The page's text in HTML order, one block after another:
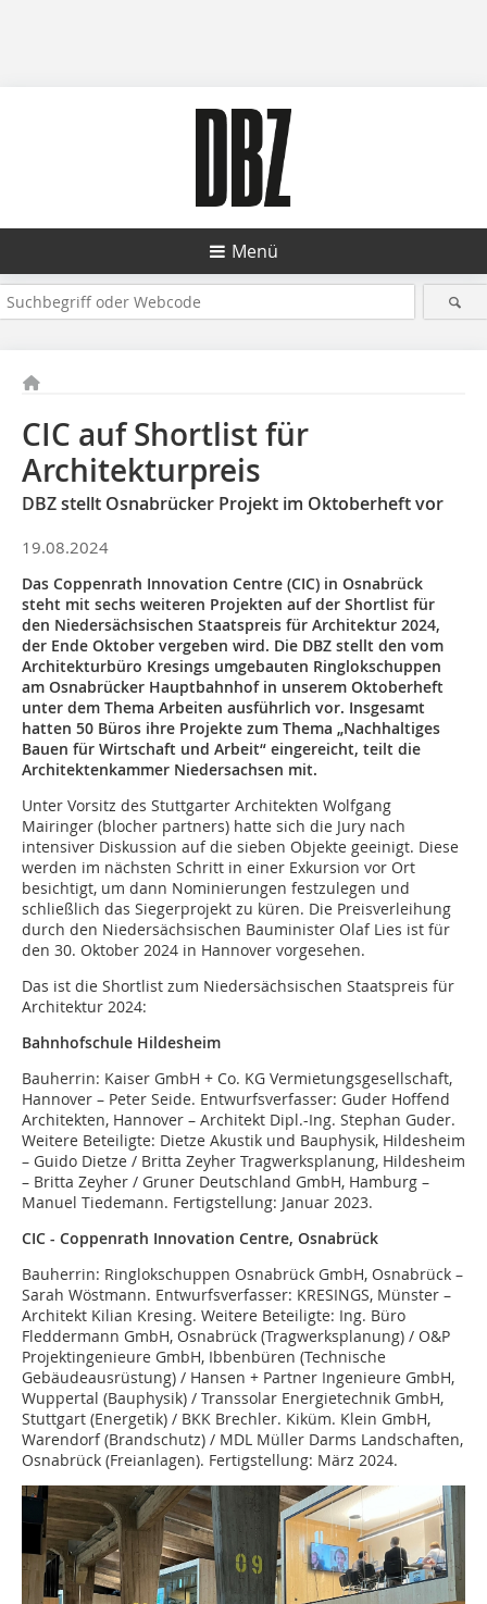
Menü
CIC auf Shortlist für
Architekturpreis
DBZ stellt Osnabrücker Projekt im Oktoberheft vor
19.08.2024
Das Coppenrath Innovation Centre (CIC) in Osnabrück
steht mit sechs weiteren Projekten auf der Shortlist für
den Niedersächsischen Staatspreis für Architektur 2024,
der Ende Oktober vergeben wird. Die DBZ stellt den vom
Architekturbüro Kresings umgebauten Ringlokschuppen
am Osnabrücker Hauptbahnhof in unserem Oktoberheft
unter dem Thema Arbeiten ausführlich vor. Insgesamt
hatten 50 Büros ihre Projekte zum Thema „Nachhaltiges
Bauen für Wirtschaft und Arbeit“ eingereicht, teilt die
Architektenkammer Niedersachsen mit.
Unter Vorsitz des Stuttgarter Architekten Wolfgang
Mairinger (blocher partners) hatte sich die Jury nach
intensiver Diskussion auf die sieben Objekte geeinigt. Diese
werden im nächsten Schritt in einer Exkursion vor Ort
besichtigt, um dann Nominierungen festzulegen und
schließlich das Siegerprojekt zu küren. Die Preisverleihung
durch den Niedersächsischen Bauminister Olaf Lies ist für
den 30. Oktober 2024 in Hannover vorgesehen.
Das ist die Shortlist zum Niedersächsischen Staatspreis für
Architektur 2024:
Bahnhofschule Hildesheim
Bauherrin: Kaiser GmbH + Co. KG Vermietungsgesellschaft,
Hannover – Peter Seide. Entwurfsverfasser: Guder Hoffend
Architekten, Hannover – Architekt Dipl.-Ing. Stephan Guder.
Weitere Beteiligte: Dietze Akustik und Bauphysik, Hildesheim
– Guido Dietze / Britta Zeyher Tragwerksplanung, Hildesheim
– Britta Zeyher / Gruner Deutschland GmbH, Hamburg –
Manuel Tiedemann. Fertigstellung: Januar 2023.
CIC - Coppenrath Innovation Centre, Osnabrück
Bauherrin: Ringlokschuppen Osnabrück GmbH, Osnabrück –
Sarah Wöstmann. Entwurfsverfasser: KRESINGS, Münster –
Architekt Kilian Kresing. Weitere Beteiligte: Ing. Büro
Fleddermann GmbH, Osnabrück (Tragwerksplanung) / O&P
Projektingenieure GmbH, Ibbenbüren (Technische
Gebäudeausrüstung) / Hansen + Partner Ingenieure GmbH,
Wuppertal (Bauphysik) / Transsolar Energietechnik GmbH,
Stuttgart (Energetik) / BKK Brechler. Kiküm. Klein GmbH,
Warendorf (Brandschutz) / MDL Müller Darms Landschaften,
Osnabrück (Freianlagen). Fertigstellung: März 2024.